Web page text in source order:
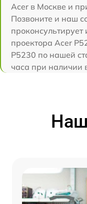
Acer в Москве и
Позвоните и наш
проконсультирует
проектора Acer
P5230 по нашей
часа при наличии